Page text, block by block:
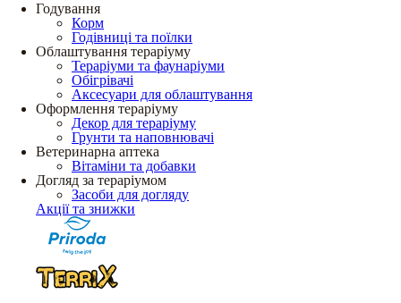
Годування
Корм
Годівниці та поїлки
Облаштування тераріуму
Тераріуми та фаунаріуми
Обігрівачі
Аксесуари для облаштування
Оформлення тераріуму
Декор для тераріуму
Грунти та наповнювачі
Ветеринарна аптека
Вітаміни та добавки
Догляд за тераріумом
Засоби для догляду
Акції та знижки